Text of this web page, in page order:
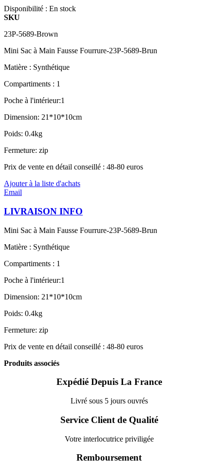
Disponibilité : En stock
SKU
23P-5689-Brown
Mini Sac à Main Fausse Fourrure-23P-5689-Brun
Matière : Synthétique
Compartiments : 1
Poche à l'intérieur:1
Dimension: 21*10*10cm
Poids: 0.4kg
Fermeture: zip
Prix de vente en détail conseillé : 48-80 euros
Ajouter à la liste d'achats
Email
LIVRAISON INFO
Mini Sac à Main Fausse Fourrure-23P-5689-Brun
Matière : Synthétique
Compartiments : 1
Poche à l'intérieur:1
Dimension: 21*10*10cm
Poids: 0.4kg
Fermeture: zip
Prix de vente en détail conseillé : 48-80 euros
Produits associés
Expédié Depuis La France
Livré sous 5 jours ouvrés
Service Client de Qualité
Votre interlocutrice priviligée
Remboursement